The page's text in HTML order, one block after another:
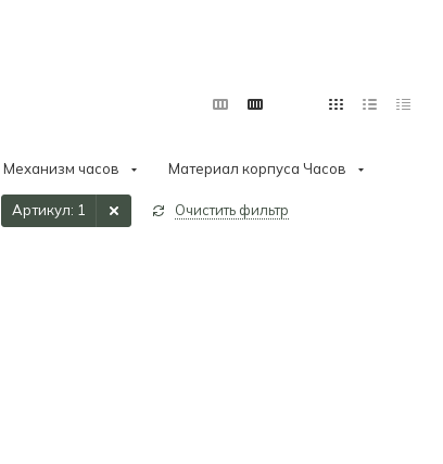
Механизм часов Материал корпуса Часов
Артикул: 1 Очистить фильтр